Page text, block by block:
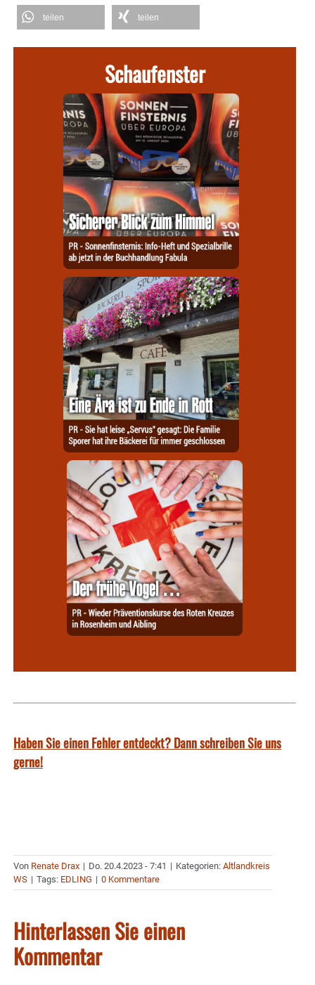
teilen teilen
Schaufenster
Haben Sie einen Fehler entdeckt? Dann schreiben Sie uns
gerne!
Von Renate Drax | Do. 20.4.2023 - 7:41 | Kategorien: Altlandkreis
WS | Tags: EDLING | 0 Kommentare
Hinterlassen Sie einen
Kommentar